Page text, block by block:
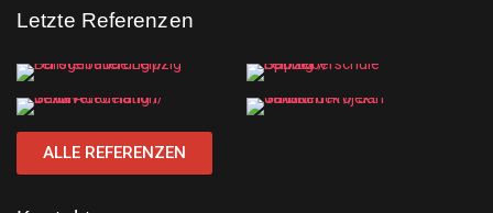
Letzte Referenzen
ALLE REFERENZEN